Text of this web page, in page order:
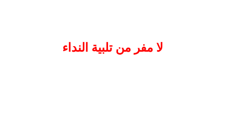
لا مفر من تلبية النداء